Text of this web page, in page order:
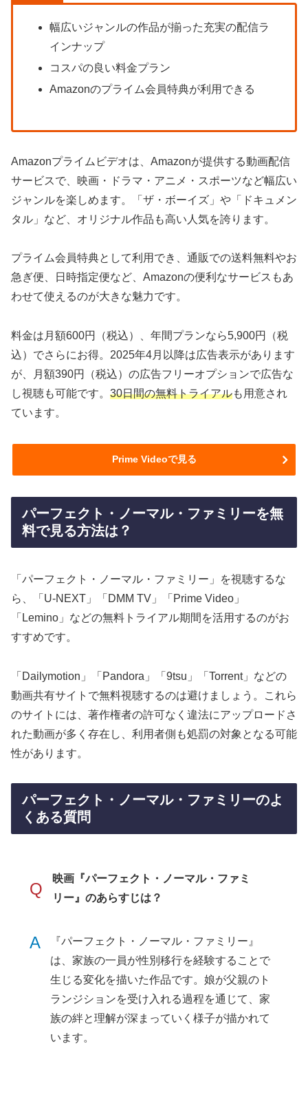
幅広いジャンルの作品が揃った充実の配信ラ
インナップ
コスパの良い料金プラン
Amazonのプライム会員特典が利用できる
Amazonプライムビデオは、Amazonが提供する動画配信
サービスで、映画・ドラマ・アニメ・スポーツなど幅広い
ジャンルを楽しめます。「ザ・ボーイズ」や「ドキュメン
タル」など、オリジナル作品も高い人気を誇ります。
プライム会員特典として利用でき、通販での送料無料やお
急ぎ便、日時指定便など、Amazonの便利なサービスもあ
わせて使えるのが大きな魅力です。
料金は月額600円（税込）、年間プランなら5,900円（税
込）でさらにお得。2025年4月以降は広告表示があります
が、月額390円（税込）の広告フリーオプションで広告な
し視聴も可能です。 30日間の無料トライアルも用意され
ています。
Prime Videoで見る
パーフェクト・ノーマル・ファミリーを無
料で見る方法は？
「パーフェクト・ノーマル・ファミリー」を視聴するな
ら、「U-NEXT」「DMM TV」「Prime Video」
「Lemino」などの無料トライアル期間を活用するのがお
すすめです。
「Dailymotion」「Pandora」「9tsu」「Torrent」などの
動画共有サイトで無料視聴するのは避けましょう。これら
のサイトには、著作権者の許可なく違法にアップロードさ
れた動画が多く存在し、利用者側も処罰の対象となる可能
性があります。
パーフェクト・ノーマル・ファミリーのよ
くある質問
Q
映画『パーフェクト・ノーマル・ファミ
リー』のあらすじは？
A
『パーフェクト・ノーマル・ファミリー』
は、家族の一員が性別移行を経験することで
生じる変化を描いた作品です。娘が父親のト
ランジションを受け入れる過程を通じて、家
族の絆と理解が深まっていく様子が描かれて
います。